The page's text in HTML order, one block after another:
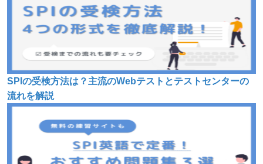
SPIの受検方法は？主流のWebテストとテストセンターの
流れを解説